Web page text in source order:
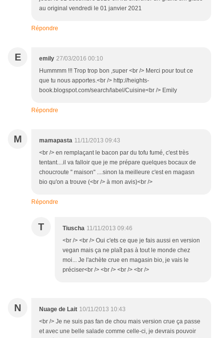
au original vendredi le 01 janvier 2021
Répondre
E emily 27/03/2016 00:10
Hummmm !!! Trop trop bon ,super <br /> Merci pour tout ce
que tu nous apportes.<br /> http://heights-
book.blogspot.com/search/label/Cuisine<br /> Emily
Répondre
M mamapasta 11/11/2013 09:43
<br /> en remplaçant le bacon par du tofu fumé, c'est très
tentant....il va falloir que je me prépare quelques bocaux de
choucroute " maison" ....sinon la meilleure c'est en magasn
bio qu'on a trouve (<br /> à mon avis)<br />
Répondre
T Tiuscha 11/11/2013 09:46
<br /> <br /> Oui c'ets ce que je fais aussi en version
vegan mais ça ne plaît pas à tout le monde chez
moi... Je l'achète crue en magasin bio, je vais le
préciser<br /> <br /> <br /> <br />
N Nuage de Lait 10/11/2013 10:43
<br /> Je ne suis pas fan de chou mais version crue ça passe
et avec une belle salade comme celle-ci, je devrais pouvoir